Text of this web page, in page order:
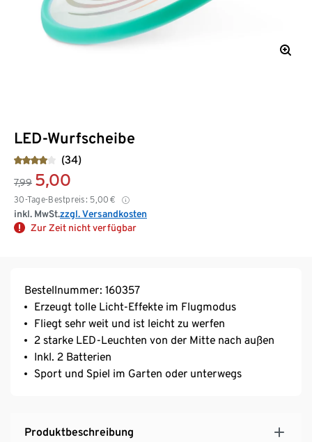
LED-Wurfscheibe
(34)
7,99 5,00
30-Tage-Bestpreis: 5,00 €
inkl. MwSt.zzgl. Versandkosten
Zur Zeit nicht verfügbar
Bestellnummer: 160357
Erzeugt tolle Licht-Effekte im Flugmodus
Fliegt sehr weit und ist leicht zu werfen
2 starke LED-Leuchten von der Mitte nach außen
Inkl. 2 Batterien
Sport und Spiel im Garten oder unterwegs
Produktbeschreibung